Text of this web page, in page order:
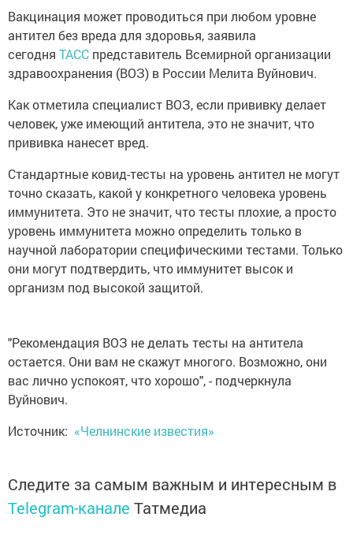
Вакцинация может проводиться при любом уровне
антител без вреда для здоровья, заявила
сегодня ТАСС представитель Всемирной организации
здравоохранения (ВОЗ) в России Мелита Вуйнович.
Как отметила специалист ВОЗ, если прививку делает
человек, уже имеющий антитела, это не значит, что
прививка нанесет вред.
Стандартные ковид-тесты на уровень антител не могут
точно сказать, какой у конкретного человека уровень
иммунитета. Это не значит, что тесты плохие, а просто
уровень иммунитета можно определить только в
научной лаборатории специфическими тестами. Только
они могут подтвердить, что иммунитет высок и
организм под высокой защитой.
"Рекомендация ВОЗ не делать тесты на антитела
остается. Они вам не скажут многого. Возможно, они
вас лично успокоят, что хорошо", - подчеркнула
Вуйнович.
Источник: «Челнинские известия»
Следите за самым важным и интересным в
Telegram-канале Татмедиа